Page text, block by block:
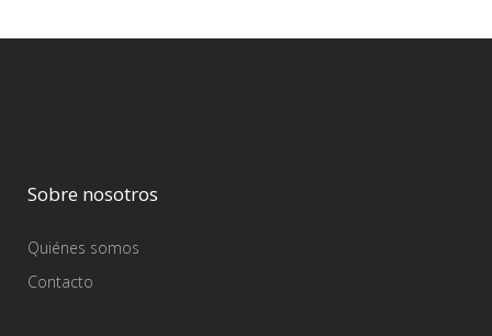
Sobre nosotros
Quiénes somos
Contacto